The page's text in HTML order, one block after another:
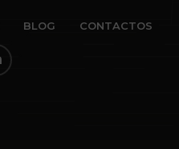
BLOG CONTACTOS